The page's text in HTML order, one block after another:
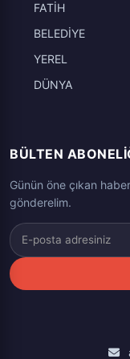
zam oranları
yılında 9,11
yüzde 36,20
motorlu taşıtlar
artacak. .
Hem 2021
pek çok vergi
Vergisi ile trafik
Cumhurbaşkanı